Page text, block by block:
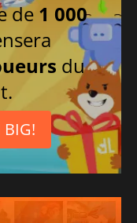
de 1 000
du
BIG!